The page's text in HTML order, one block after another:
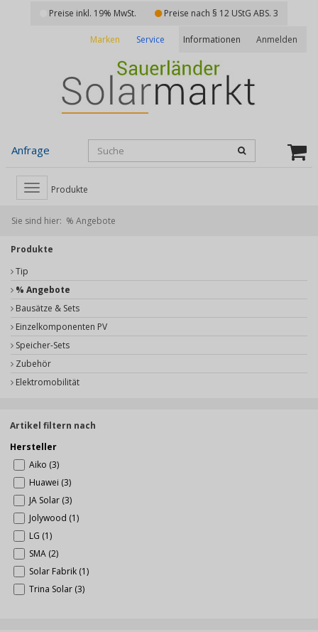
Preise inkl. 19% MwSt. Preise nach § 12 UStG ABS. 3
Informationen Anmelden
Marken Service
Anfrage
Toggle
navigation
Produkte
Sie sind hier: % Angebote
Produkte
Tip
% Angebote
Bausätze & Sets
Einzelkomponenten PV
Speicher-Sets
Zubehör
Elektromobilität
Artikel filtern nach
Hersteller
Aiko (3)
Huawei (3)
JA Solar (3)
Jolywood (1)
LG (1)
SMA (2)
Solar Fabrik (1)
Trina Solar (3)